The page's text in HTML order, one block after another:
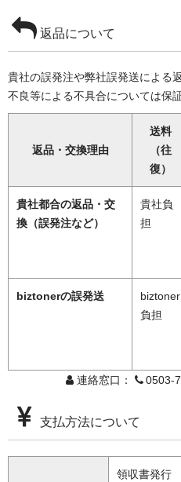
返品について
貴社の誤発注や弊社誤発送による
不良等による不具合については保
返品・交換理由
送料
（往
復）
貴社都合の返品・交
換（誤発注など）
貴社負
担
biztonerの誤発送
biztoner
負担
連絡窓口： 0503-
支払方法について
領収書発行